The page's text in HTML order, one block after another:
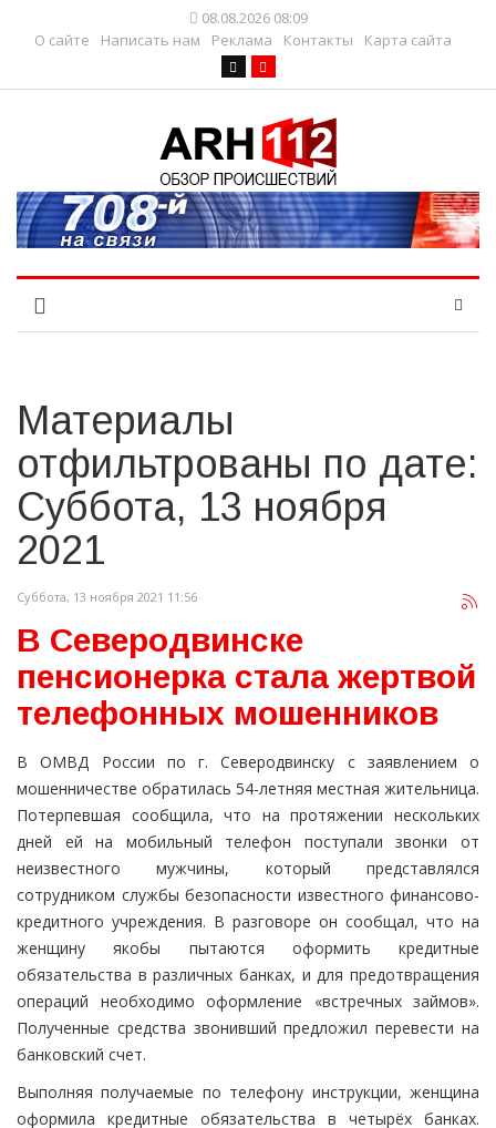
08.08.2026 08:09
О сайте
Написать нам Реклама Контакты Карта сайта
Материалы
отфильтрованы по дате:
Суббота, 13 ноября
2021
Суббота, 13 ноября 2021 11:56
В Северодвинске
пенсионерка стала жертвой
телефонных мошенников
В ОМВД России по г. Северодвинску с заявлением о
мошенничестве обратилась 54-летняя местная жительница.
Потерпевшая сообщила, что на протяжении нескольких
дней ей на мобильный телефон поступали звонки от
неизвестного мужчины, который представлялся
сотрудником службы безопасности известного финансово-
кредитного учреждения. В разговоре он сообщал, что на
женщину якобы пытаются оформить кредитные
обязательства в различных банках, и для предотвращения
операций необходимо оформление «встречных займов».
Полученные средства звонивший предложил перевести на
банковский счет.
Выполняя получаемые по телефону инструкции, женщина
оформила кредитные обязательства в четырёх банках.